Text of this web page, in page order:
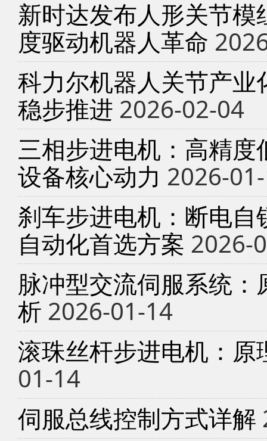
新时达发布人形关节
度驱动机器人革命
科力尔机器人关节产
稳步推进 2026-02-04
三相步进电机：高精
设备核心动力 2026-
刹车步进电机：断电
自动化首选方案 2026-
脉冲型交流伺服系统
析 2026-01-14
滚珠丝杆步进电机：
01-14
伺服总线控制方式详解